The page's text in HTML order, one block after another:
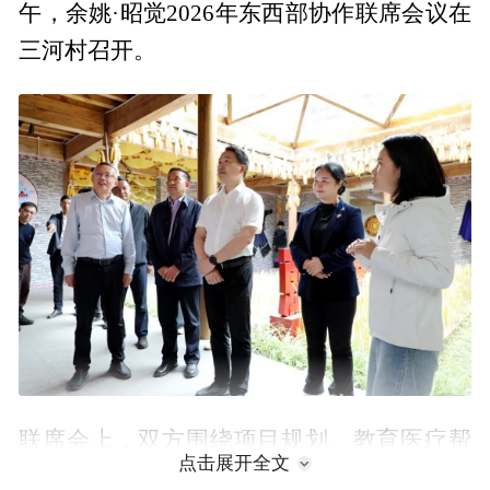
午，余姚·昭觉2026年东西部协作联席会议在
三河村召开。
联席会上，双方围绕项目规划、教育医疗帮
扶、产业深度联动等工作深入交换意见，就
点击展开全文